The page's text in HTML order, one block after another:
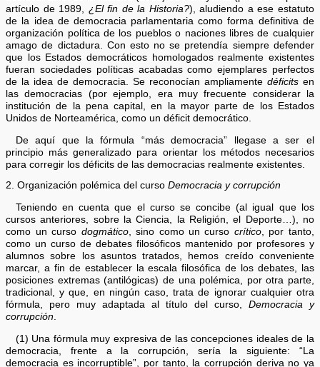
artículo de 1989, ¿El fin de la Historia?), aludiendo a ese estatuto
de la idea de democracia parlamentaria como forma definitiva de
organización política de los pueblos o naciones libres de cualquier
amago de dictadura. Con esto no se pretendía siempre defender
que los Estados democráticos homologados realmente existentes
fueran sociedades políticas acabadas como ejemplares perfectos
de la idea de democracia. Se reconocían ampliamente déficitsen
las democracias (por ejemplo, era muy frecuente considerar la
institución de la pena capital, en la mayor parte de los Estados
Unidos de Norteamérica, como un déficit democrático.
De aquí que la fórmula “más democracia” llegase a ser el
principio más generalizado para orientar los métodos necesarios
para corregir los déficits de las democracias realmente existentes.
2. Organización polémica del cursoDemocracia y corrupción
Teniendo en cuenta que el curso se concibe (al igual que los
cursos anteriores, sobre la Ciencia, la Religión, el Deporte…), no
como un curso dogmático, sino como un curso crítico, por tanto,
como un curso de debates filosóficos mantenido por profesores y
alumnos sobre los asuntos tratados, hemos creído conveniente
marcar, a fin de establecer la escala filosófica de los debates, las
posiciones extremas (antilógicas) de una polémica, por otra parte,
tradicional, y que, en ningún caso, trata de ignorar cualquier otra
fórmula, pero muy adaptada al título del curso, Democracia y
corrupción
(1) Una fórmula muy expresiva de las concepciones ideales de la
democracia, frente a la corrupción, sería la siguiente: “La
democracia es incorruptible”, por tanto, la corrupción deriva no ya